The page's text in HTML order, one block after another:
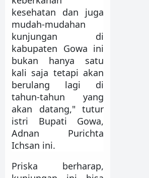
kesehatan dan juga
mudah-mudahan
kunjungan di
kabupaten Gowa ini
bukan hanya satu
kali saja tetapi akan
berulang lagi di
tahun-tahun yang
akan datang," tutur
istri Bupati Gowa,
Adnan Purichta
Ichsan ini.
Priska berharap,